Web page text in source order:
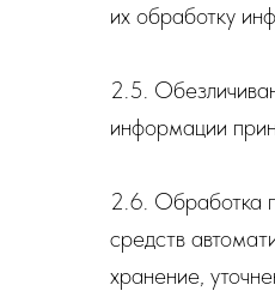
их обработку
2.5.
информации
2.6. Обработка
средств
хранение,